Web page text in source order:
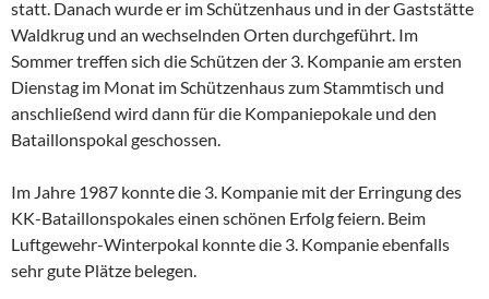
statt. Danach wurde er im Schützenhaus und in der Gaststätte
Waldkrug und an wechselnden Orten durchgeführt. Im
Sommer treffen sich die Schützen der 3. Kompanie am ersten
Dienstag im Monat im Schützenhaus zum Stammtisch und
anschließend wird dann für die Kompaniepokale und den
Bataillonspokal geschossen.
Im Jahre 1987 konnte die 3. Kompanie mit der Erringung des
KK-Bataillonspokales einen schönen Erfolg feiern. Beim
Luftgewehr-Winterpokal konnte die 3. Kompanie ebenfalls
sehr gute Plätze belegen.